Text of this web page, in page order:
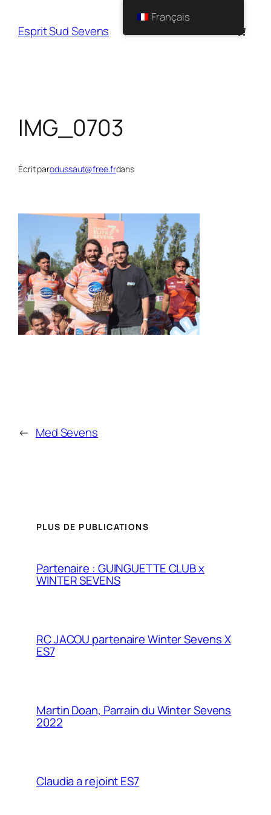
Esprit Sud Sevens
IMG_0703
Écrit parodussaut@free.frdans
← Med Sevens
PLUS DE PUBLICATIONS
Partenaire : GUINGUETTE CLUB x
WINTER SEVENS
RC JACOU partenaire Winter Sevens X
ES7
Martin Doan, Parrain du Winter Sevens
2022
Claudia a rejoint ES7
Français